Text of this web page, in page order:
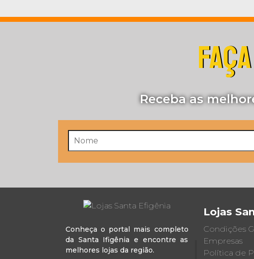
Receba as
Conheça o portal mais completo
da Santa Ifigênia e encontre as
melhores lojas da região.
Lojas
Condições
Empresas
Política de